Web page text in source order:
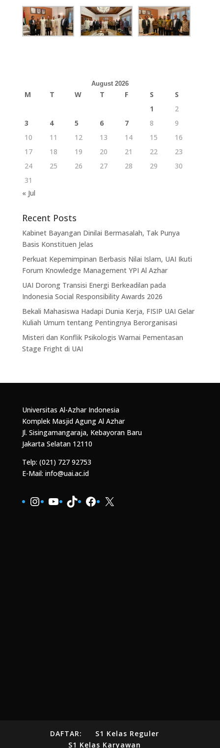
August 2026
M T W T F S
S
1
2
3
4 5 6 7 8
9
10
11 12 13 14 15
16
17
18 19 20 21 22
23
24
25 26 27 28 29
30
31
« Jul
Recent Posts
Kabinet Bayangan Dinilai Bermasalah, Tak Punya
Basis Konstituen Jelas
Perkuat Kepemimpinan Berbasis Nilai Islam, UAI Ikuti
Forum Knowledge Management YPI Al Azhar
UAI Dorong Transisi Energi Berkeadilan pada
Indonesia Social Responsibility Awards 2026
Bekali Mahasiswa Hadapi Dunia Kerja, FISIP UAI Gelar
Kuliah Umum tentang Pentingnya Berorganisasi
Misteri dan Konflik Psikologis Warnai Pementasan
Stage Fright di UAI
Universitas Al-Azhar Indonesia
Komplek Masjid Agung Al Azhar
Jl. Sisingamangaraja, Kebayoran Baru
Jakarta Selatan 12110
Telp: (021) 727 92753
E-Mail: info@uai.ac.id
Instagram
YouTube
TikTokFacebook
X
DAFTAR:
S1 Kelas Reguler
S1 Kelas Karyawan